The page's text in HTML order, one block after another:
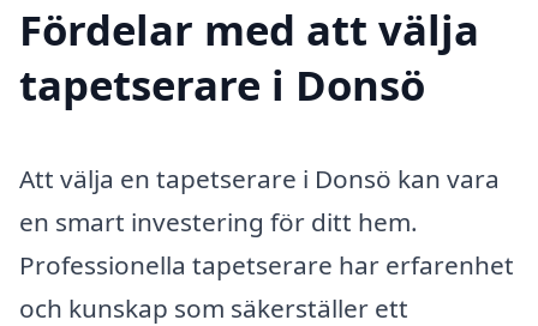
Fördelar med att välja
tapetserare i Donsö
Att välja en tapetserare i Donsö kan vara
en smart investering för ditt hem.
Professionella tapetserare har erfarenhet
och kunskap som säkerställer ett